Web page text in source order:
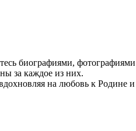
биографиями,
за каждое из них.
на любовь к Родине